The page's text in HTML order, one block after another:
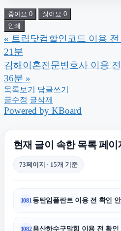
인천탐정사무소
김해
양천하수구막힘
동대문구하수구막힘
좋아요 0 싫어요 0
인쇄
« 트립닷컴할인코드 이용
21분
김해이혼전문변호사 이용
36분 »
목록보기
답글쓰기
글수정 글삭제
Powered by KBoard
현재 글이 속한 목록 페이
73페이지 · 15개 기준
1081동탄임플란트 이용 전 확인
1082용산하수구막힘 이용 전 확인